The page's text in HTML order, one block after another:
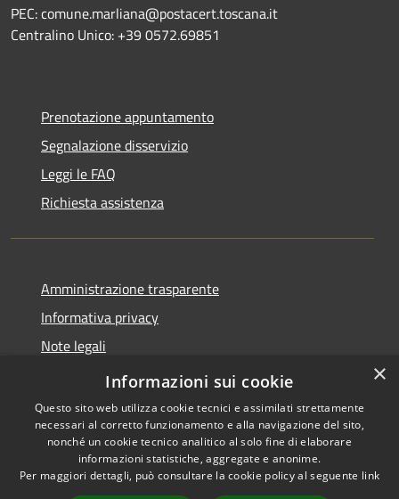
PEC: comune.marliana@postacert.toscana.it
Centralino Unico: +39 0572.69851
Prenotazione appuntamento
Segnalazione disservizio
Leggi le FAQ
Richiesta assistenza
Amministrazione trasparente
Informativa privacy
Note legali
Dichiarazione di accessibilità
Accessibilità
Copyright © 2026 • Comune di
Marliana • Powered by
×
Informazioni sui cookie
Questo sito web utilizza cookie tecnici e assimilati strettamente
necessari al corretto funzionamento e alla navigazione del sito,
nonché un cookie tecnico analitico al solo fine di elaborare
informazioni statistiche, aggregate e anonime.
Per maggiori dettagli, può consultare la cookie policy al seguente link